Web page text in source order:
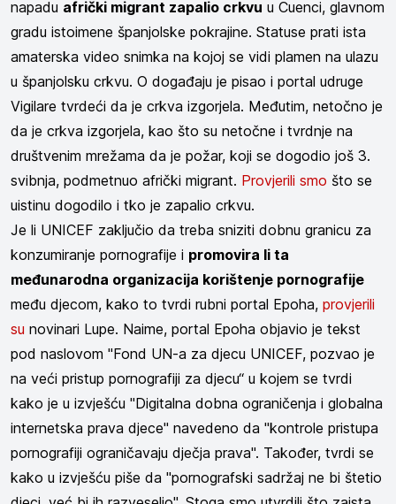
napadu afrički migrant zapalio crkvu u Cuenci, glavnom
gradu istoimene španjolske pokrajine. Statuse prati ista
amaterska video snimka na kojoj se vidi plamen na ulazu
u španjolsku crkvu. O događaju je pisao i portal udruge
Vigilare tvrdeći da je crkva izgorjela. Međutim, netočno je
da je crkva izgorjela, kao što su netočne i tvrdnje na
društvenim mrežama da je požar, koji se dogodio još 3.
svibnja, podmetnuo afrički migrant. Provjerili smo što se
uistinu dogodilo i tko je zapalio crkvu.
Je li UNICEF zaključio da treba sniziti dobnu granicu za
konzumiranje pornografije i promovira li ta
međunarodna organizacija korištenje pornografije
među djecom, kako to tvrdi rubni portal Epoha, provjerili
su novinari Lupe. Naime, portal Epoha objavio je tekst
pod naslovom "Fond UN-a za djecu UNICEF, pozvao je
na veći pristup pornografiji za djecu“ u kojem se tvrdi
kako je u izvješću "Digitalna dobna ograničenja i globalna
internetska prava djece" navedeno da "kontrole pristupa
pornografiji ograničavaju dječja prava". Također, tvrdi se
kako u izvješću piše da "pornografski sadržaj ne bi štetio